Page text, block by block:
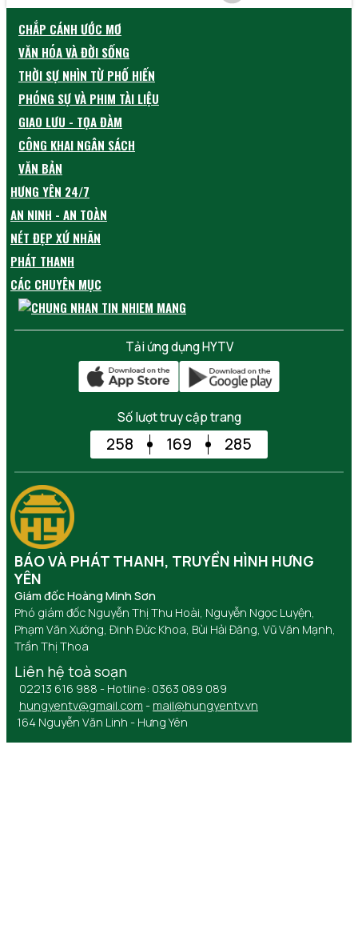
CHẮP CÁNH ƯỚC MƠ
VĂN HÓA VÀ ĐỜI SỐNG
THỜI SỰ NHÌN TỪ PHỐ HIẾN
PHÓNG SỰ VÀ PHIM TÀI LIỆU
GIAO LƯU - TỌA ĐÀM
CÔNG KHAI NGÂN SÁCH
VĂN BẢN
HƯNG YÊN 24/7
AN NINH - AN TOÀN
NÉT ĐẸP XỨ NHÃN
PHÁT THANH
CÁC CHUYÊN MỤC
Tải ứng dụng HYTV
Số lượt truy cập trang
258 169 285
BÁO VÀ PHÁT THANH, TRUYỀN HÌNH HƯNG
YÊN
Giám đốc Hoàng Minh Sơn
Phó giám đốc Nguyễn Thị Thu Hoài, Nguyễn Ngọc Luyện,
Phạm Văn Xướng, Đinh Đức Khoa, Bùi Hải Đăng, Vũ Văn Mạnh,
Trần Thị Thoa
Liên hệ toà soạn
02213 616 988 - Hotline: 0363 089 089
hungyentv@gmail.com - mail@hungyentv.vn
164 Nguyễn Văn Linh - Hưng Yên